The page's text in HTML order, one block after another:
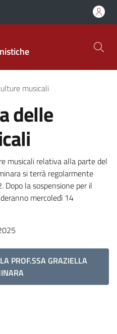
musicali
delle
musicali relativa alla parte del
si terrà regolarmente
Dopo la sospensione per il
mercoledì 14
PROF.SSA GRAZIELLA